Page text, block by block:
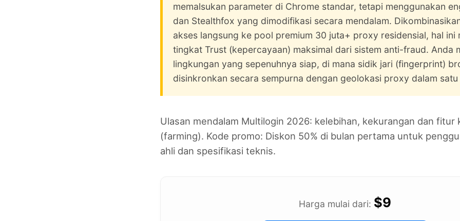
memalsukan parameter di Chrome standar, tetapi menggunakan
dan Stealthfox yang dimodifikasi secara mendalam.
akses langsung ke pool premium 30 juta+ proxy residensial, hal ini
tingkat Trust (kepercayaan) maksimal dari sistem anti-fraud. Anda
lingkungan yang sepenuhnya siap, di mana sidik jari (fingerprint)
disinkronkan secara sempurna dengan geolokasi proxy dalam satu
Ulasan mendalam Multilogin 2026: kelebihan, kekurangan dan fitur
(farming). Kode promo: Diskon 50% di bulan pertama untuk
ahli dan spesifikasi teknis.
Harga mulai dari: $9